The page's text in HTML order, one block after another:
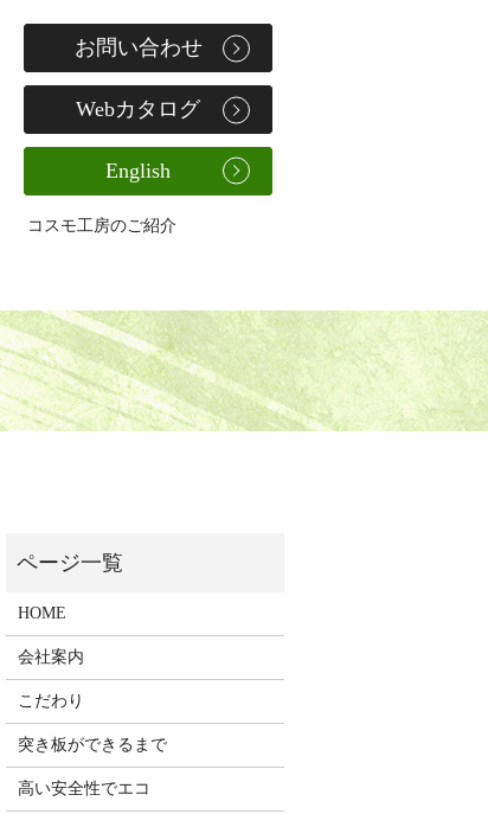
コスモ工房のご紹介
お問い合わせ
Webカタログ
English
HOME
会社案内
こだわり
突き板ができるまで
高い安全性でエコ